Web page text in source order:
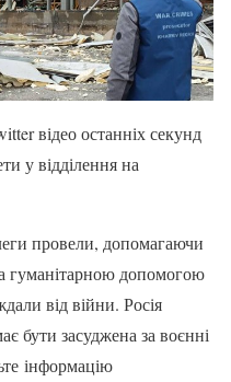
відео останніх секунд
у відділення на
провели, допомагаючи
гуманітарною допомогою
від війни. Росія
бути засуджена за воєнні
інформацію